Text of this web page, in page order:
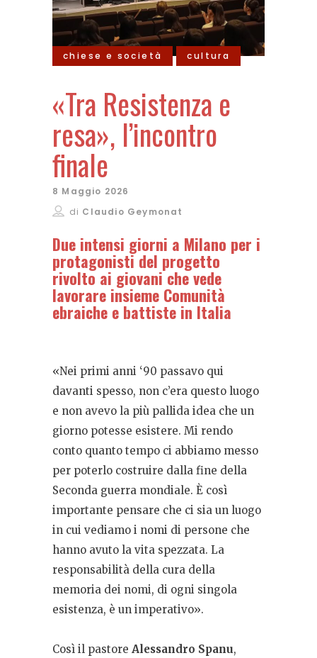
chiese e società cultura
«Tra Resistenza e
resa», l’incontro
finale
8 Maggio 2026
di Claudio Geymonat
Due intensi giorni a Milano per i
protagonisti del progetto
rivolto ai giovani che vede
lavorare insieme Comunità
ebraiche e battiste in Italia
«Nei primi anni ‘90 passavo qui
davanti spesso, non c’era questo luogo
e non avevo la più pallida idea che un
giorno potesse esistere. Mi rendo
conto quanto tempo ci abbiamo messo
per poterlo costruire dalla fine della
Seconda guerra mondiale. È così
importante pensare che ci sia un luogo
in cui vediamo i nomi di persone che
hanno avuto la vita spezzata. La
responsabilità della cura della
memoria dei nomi, di ogni singola
esistenza, è un imperativo».
Così il pastore Alessandro Spanu,